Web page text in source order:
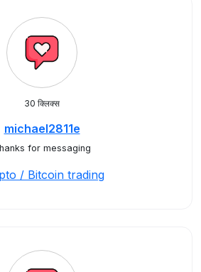
30 क्लिक्स
michael2811e
for messaging
/ Bitcoin trading